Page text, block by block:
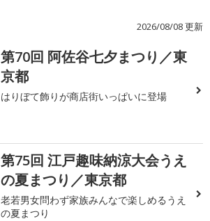
2026/08/08 更新
第70回 阿佐谷七夕まつり／東
京都
はりぼて飾りが商店街いっぱいに登場
第75回 江戸趣味納涼大会うえ
の夏まつり／東京都
老若男女問わず家族みんなで楽しめるうえ
の夏まつり